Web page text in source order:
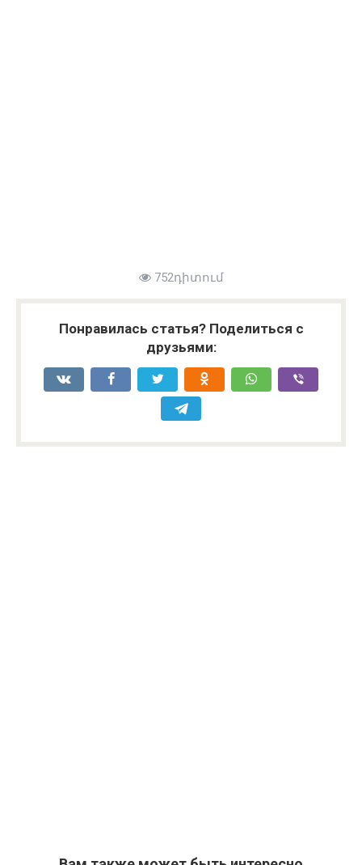
752դիտում
Понравилась статья? Поделиться с
друзьями: